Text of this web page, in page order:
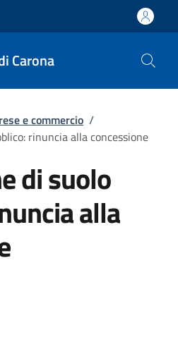
Carona
e commercio /
rinuncia alla concessione
di suolo
alla